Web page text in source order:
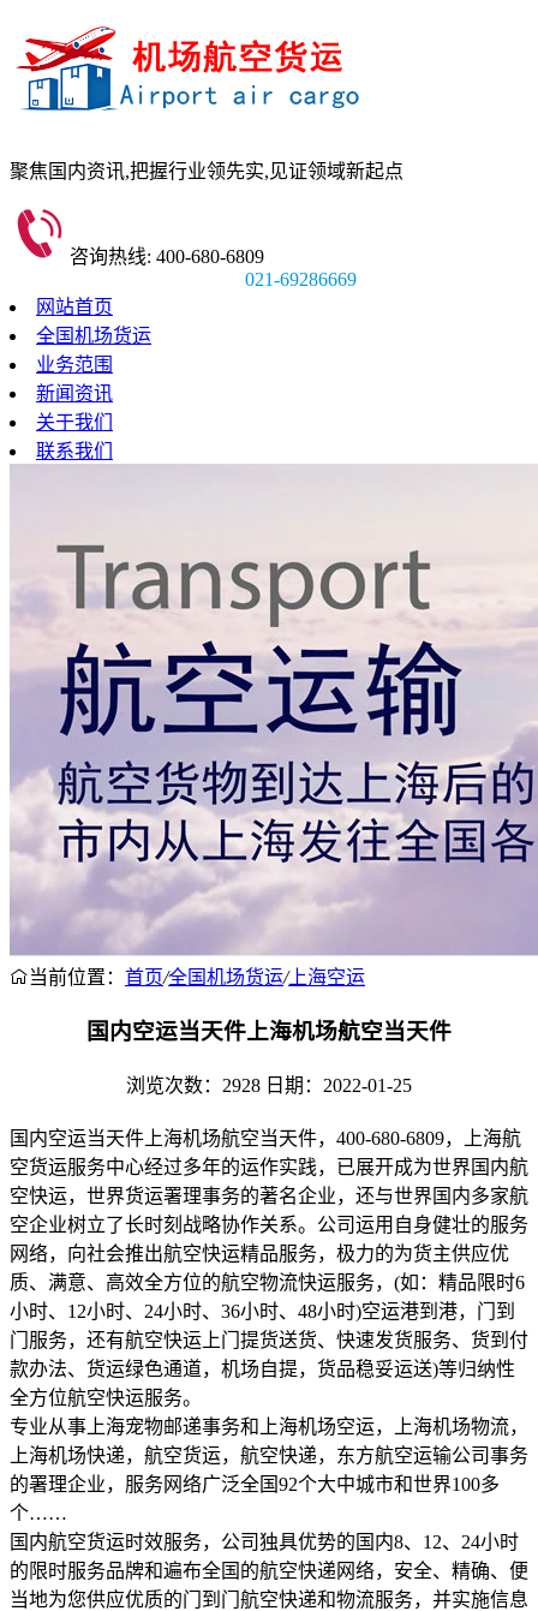
聚焦国内资讯,把握行业领先实,见证领域新起点
咨询热线: 400-680-6809
021-69286669
网站首页
全国机场货运
业务范围
新闻资讯
关于我们
联系我们
当前位置： 首页/全国机场货运/上海空运
国内空运当天件上海机场航空当天件
浏览次数：2928 日期：2022-01-25
国内空运当天件上海机场航空当天件，400-680-6809，上海航
空货运服务中心经过多年的运作实践，已展开成为世界国内航
空快运，世界货运署理事务的著名企业，还与世界国内多家航
空企业树立了长时刻战略协作关系。公司运用自身健壮的服务
网络，向社会推出航空快运精品服务，极力的为货主供应优
质、满意、高效全方位的航空物流快运服务，(如：精品限时6
小时、12小时、24小时、36小时、48小时)空运港到港，门到
门服务，还有航空快运上门提货送货、快速发货服务、货到付
款办法、货运绿色通道，机场自提，货品稳妥运送)等归纳性
全方位航空快运服务。
专业从事上海宠物邮递事务和上海机场空运，上海机场物流，
上海机场快递，航空货运，航空快递，东方航空运输公司事务
的署理企业，服务网络广泛全国92个大中城市和世界100多
个……
国内航空货运时效服务，公司独具优势的国内8、12、24小时
的限时服务品牌和遍布全国的航空快递网络，安全、精确、便
当地为您供应优质的门到门航空快递和物流服务，并实施信息